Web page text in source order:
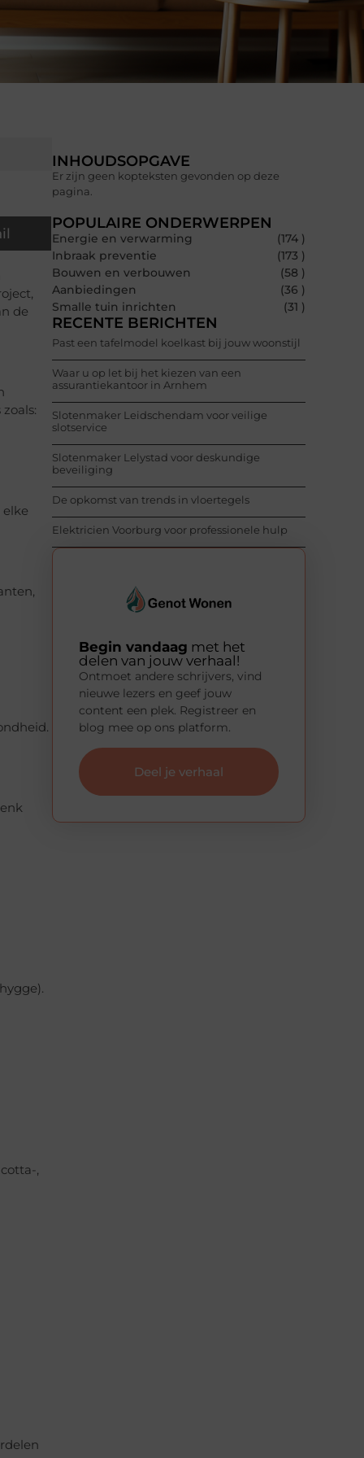
de
,
INHOUDSOPGAVE
Er zijn geen kopteksten gevonden op deze
pagina.
POPULAIRE ONDERWERPEN
Energie en verwarming
(174 )
Inbraak preventie
(173 )
Bouwen en verbouwen
(58 )
Aanbiedingen
(36 )
Smalle tuin inrichten
(31 )
RECENTE BERICHTEN
Past een tafelmodel koelkast bij jouw woonstijl
Waar u op let bij het kiezen van een
assurantiekantoor in Arnhem
Slotenmaker Leidschendam voor veilige
slotservice
Slotenmaker Lelystad voor deskundige
beveiliging
De opkomst van trends in vloertegels
Elektricien Voorburg voor professionele hulp
Begin vandaag met het
delen van jouw verhaal!
Ontmoet andere schrijvers, vind
nieuwe lezers en geef jouw
content een plek. Registreer en
blog mee op ons platform.
Deel je verhaal